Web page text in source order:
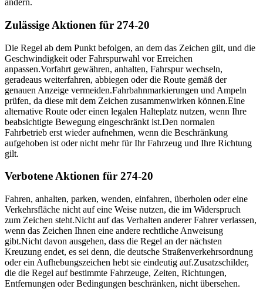
ändern.
Zulässige Aktionen für 274-20
Die Regel ab dem Punkt befolgen, an dem das Zeichen gilt, und die
Geschwindigkeit oder Fahrspurwahl vor Erreichen
anpassen.Vorfahrt gewähren, anhalten, Fahrspur wechseln,
geradeaus weiterfahren, abbiegen oder die Route gemäß der
genauen Anzeige vermeiden.Fahrbahnmarkierungen und Ampeln
prüfen, da diese mit dem Zeichen zusammenwirken können.Eine
alternative Route oder einen legalen Halteplatz nutzen, wenn Ihre
beabsichtigte Bewegung eingeschränkt ist.Den normalen
Fahrbetrieb erst wieder aufnehmen, wenn die Beschränkung
aufgehoben ist oder nicht mehr für Ihr Fahrzeug und Ihre Richtung
gilt.
Verbotene Aktionen für 274-20
Fahren, anhalten, parken, wenden, einfahren, überholen oder eine
Verkehrsfläche nicht auf eine Weise nutzen, die im Widerspruch
zum Zeichen steht.Nicht auf das Verhalten anderer Fahrer verlassen,
wenn das Zeichen Ihnen eine andere rechtliche Anweisung
gibt.Nicht davon ausgehen, dass die Regel an der nächsten
Kreuzung endet, es sei denn, die deutsche Straßenverkehrsordnung
oder ein Aufhebungszeichen hebt sie eindeutig auf.Zusatzschilder,
die die Regel auf bestimmte Fahrzeuge, Zeiten, Richtungen,
Entfernungen oder Bedingungen beschränken, nicht übersehen.